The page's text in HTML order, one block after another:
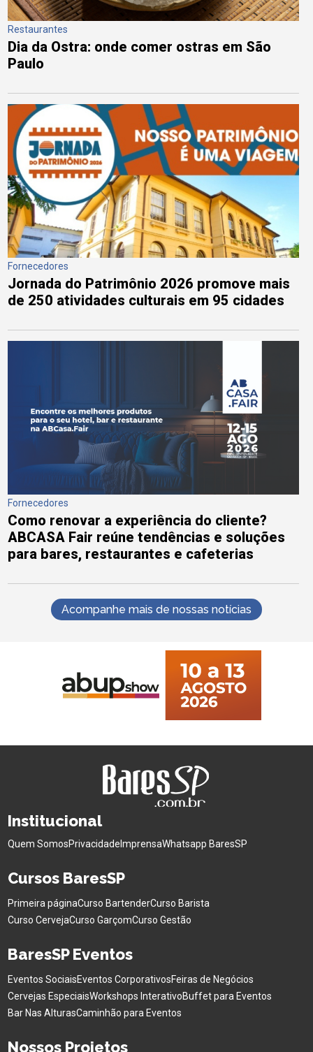
Restaurantes
Dia da Ostra: onde comer ostras em São
Paulo
Fornecedores
Jornada do Patrimônio 2026 promove mais
de 250 atividades culturais em 95 cidades
Fornecedores
Como renovar a experiência do cliente?
ABCASA Fair reúne tendências e soluções
para bares, restaurantes e cafeterias
Acompanhe mais de nossas notícias
Institucional
Quem SomosPrivacidade ImprensaWhatsapp BaresSP
Cursos BaresSP
Primeira páginaCurso BartenderCurso Barista
Curso CervejaCurso GarçomCurso Gestão
BaresSP Eventos
Eventos SociaisEventos CorporativosFeiras de Negócios
Cervejas EspeciaisWorkshops InterativoBuffet para Eventos
Bar Nas AlturasCaminhão para Eventos
Nossos Projetos